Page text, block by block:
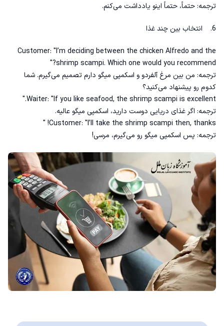
ترجمه: حتماً، حتماً اینو یادداشت می‌کنم.
6. انتخاب بین چند غذا
Customer: "I’m deciding between the chicken Alfredo and the
shrimp scampi. Which one would you recommend?"
ترجمه: من بین مرغ آلفردو و اسکمپی میگو دارم تصمیم می‌گیرم. شما
کدوم رو پیشنهاد می‌کنید؟
Waiter: "If you like seafood, the shrimp scampi is excellent."
ترجمه: اگر غذای دریایی دوست دارید، اسکمپی میگو عالیه.
Customer: "I’ll take the shrimp scampi then, thanks! "
ترجمه: پس اسکمپی میگو رو می‌گیرم، مرسی!